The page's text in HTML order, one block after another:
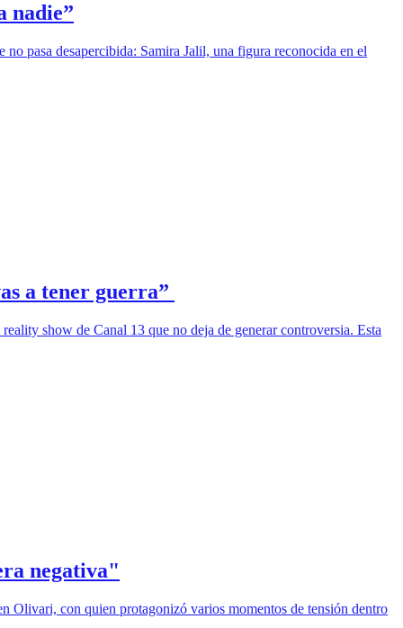
nadie”
pasa desapercibida: Samira Jalil, una figura reconocida en el
a tener guerra”
show de Canal 13 que no deja de generar controversia. Esta
negativa"
Olivari, con quien protagonizó varios momentos de tensión dentro